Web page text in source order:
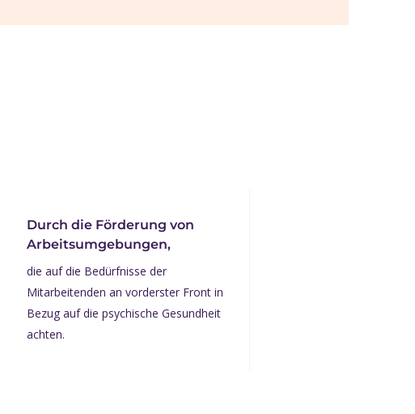
Durch die Förderung von
Arbeitsumgebungen,
die auf die Bedürfnisse der
Mitarbeitenden an vorderster Front in
Bezug auf die psychische Gesundheit
achten.